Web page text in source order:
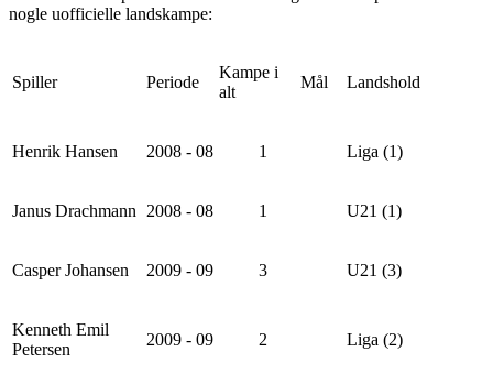
nogle uofficielle landskampe:
Spiller Periode
Kampe i
alt
Mål Landshold
Henrik Hansen 2008 - 08 1 Liga (1)
Janus Drachmann 2008 - 08 1 U21 (1)
Casper Johansen 2009 - 09 3 U21 (3)
Kenneth Emil
Petersen
2009 - 09 2 Liga (2)